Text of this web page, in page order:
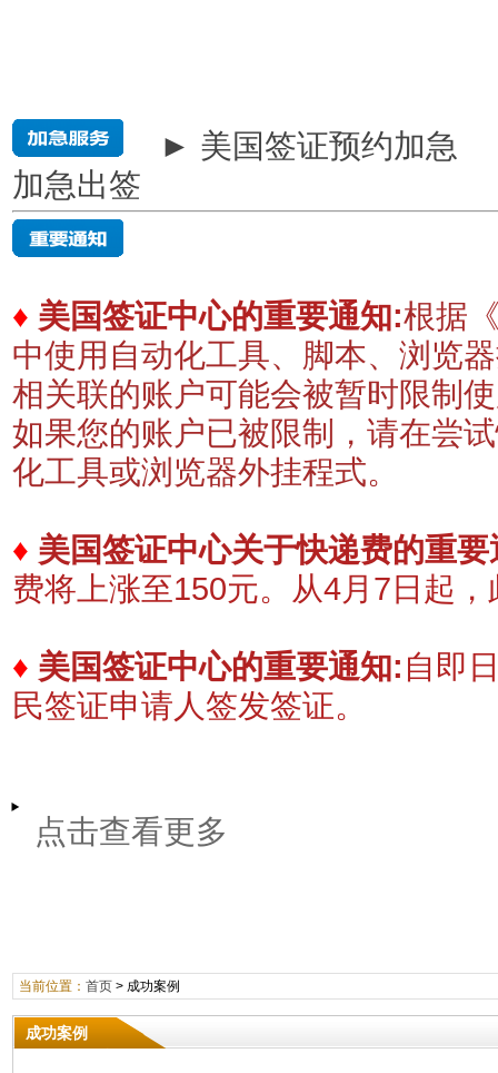
► 美国签证预约加急
加急出签
♦ 美国签证中心的重要通知:根据
中使用自动化工具、脚本、浏览
相关联的账户可能会被暂时限制
如果您的账户已被限制，请在尝
化工具或浏览器外挂程式。
♦ 美国签证中心关于快递费的重
费将上涨至150元。
从4月7日起
♦ 美国签证中心的重要通知: 自即
民签证申请人签发签证。
点击查看更多
当前位置： 首页> 成功案例
成功案例